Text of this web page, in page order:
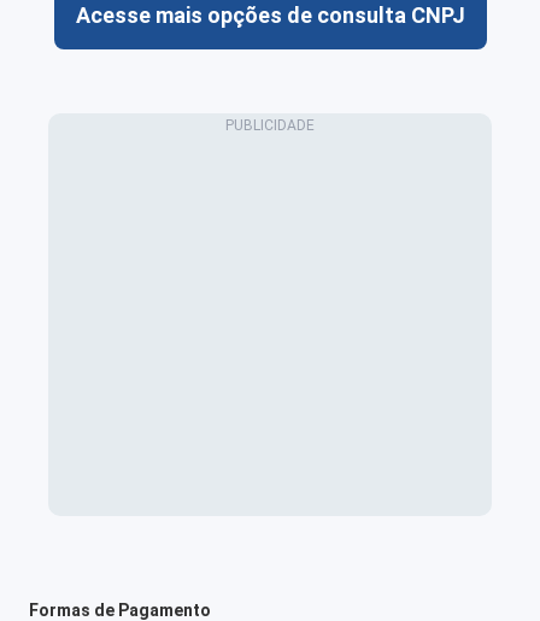
Acesse mais opções de consulta CNPJ
Formas de Pagamento